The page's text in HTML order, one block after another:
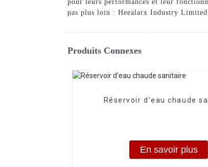
pour leurs performances et leur
pas plus loin : Heealarx Industry
Produits Connexes
Réservoir d'eau chaude
En savoir plus